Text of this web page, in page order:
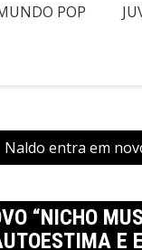
POP
Naldo entra em
“NICHO
E